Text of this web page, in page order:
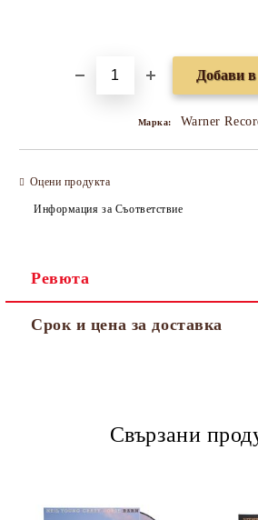
Марка: Warner
Оцени продукта
Информация за Съответствие
Ревюта
Срок и цена за доставка
Свързани